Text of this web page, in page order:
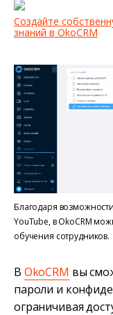
Создайте
знаний в OkoCRM
Благодаря
YouTube, в OkoCRM
обучения сотрудников.
В OkoCRM вы
пароли и
ограничивая